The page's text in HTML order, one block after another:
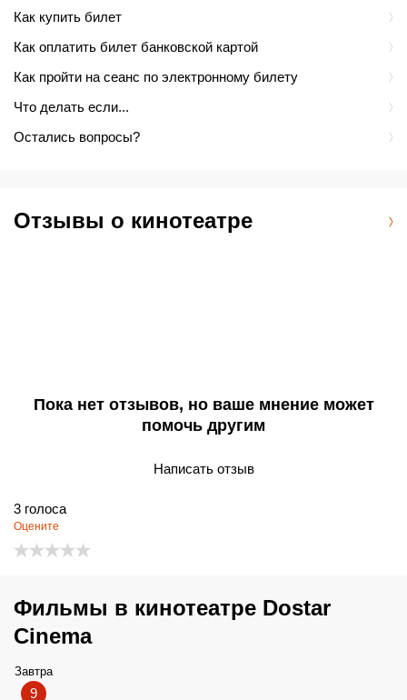
Как купить билет
Как оплатить билет банковской картой
Как пройти на сеанс по электронному билету
Что делать если...
Остались вопросы?
Отзывы о кинотеатре
Пока нет отзывов, но ваше мнение может
помочь другим
Написать отзыв
3 голоса
Оцените
Фильмы в кинотеатре Dostar
Cinema
Завтра
9